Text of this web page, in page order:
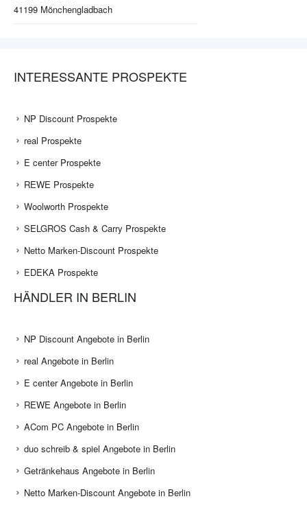
41199 Mönchengladbach
INTERESSANTE PROSPEKTE
NP Discount Prospekte
real Prospekte
E center Prospekte
REWE Prospekte
Woolworth Prospekte
SELGROS Cash & Carry Prospekte
Netto Marken-Discount Prospekte
EDEKA Prospekte
HÄNDLER IN BERLIN
NP Discount Angebote in Berlin
real Angebote in Berlin
E center Angebote in Berlin
REWE Angebote in Berlin
ACom PC Angebote in Berlin
duo schreib & spiel Angebote in Berlin
Getränkehaus Angebote in Berlin
Netto Marken-Discount Angebote in Berlin